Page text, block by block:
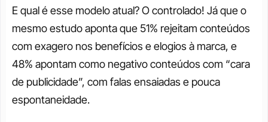
E qual é esse modelo atual? O controlado! Já que o
mesmo estudo aponta que 51% rejeitam conteúdos
com exagero nos benefícios e elogios à marca, e
48% apontam como negativo conteúdos com “cara
de publicidade”, com falas ensaiadas e pouca
espontaneidade.